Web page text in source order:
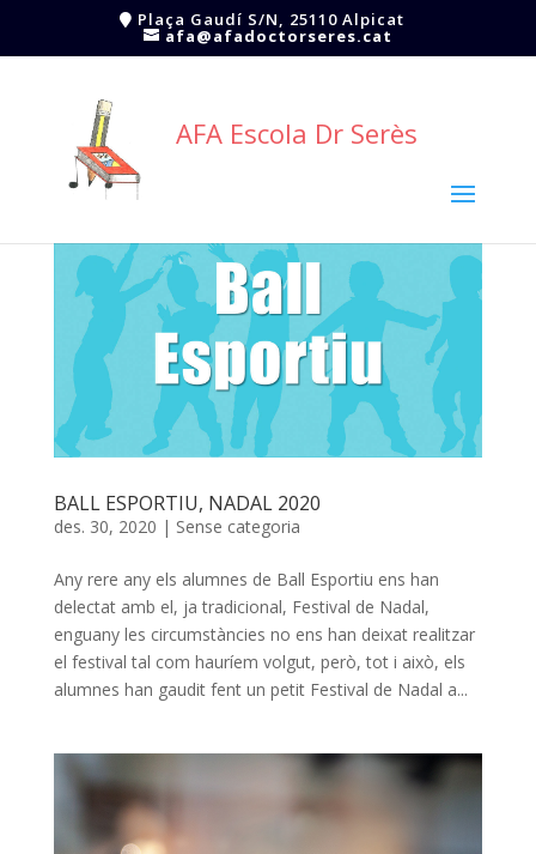
Plaça Gaudí S/N, 25110 Alpicat
afa@afadoctorseres.cat
AFA Escola Dr Serès
BALL ESPORTIU, NADAL 2020
des. 30, 2020 | Sense categoria
Any rere any els alumnes de Ball Esportiu ens han
delectat amb el, ja tradicional, Festival de Nadal,
enguany les circumstàncies no ens han deixat realitzar
el festival tal com hauríem volgut, però, tot i això, els
alumnes han gaudit fent un petit Festival de Nadal a...